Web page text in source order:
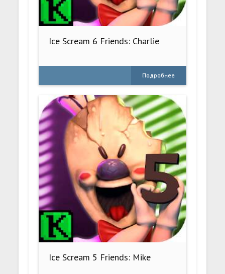
Ice Scream 6 Friends: Charlie
Подробнее
Ice Scream 5 Friends: Mike